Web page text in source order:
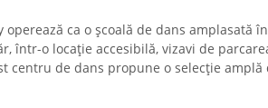
operează ca o școală de dans amplasată
într-o locație accesibilă, vizavi de
centru de dans propune o selecție amplă